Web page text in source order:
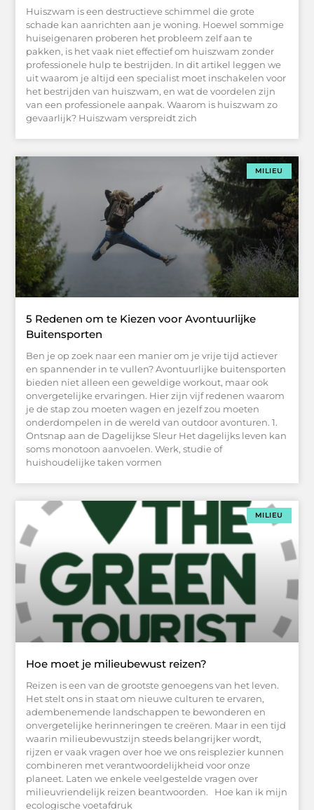
Huiszwam is een destructieve schimmel die grote
schade kan aanrichten aan je woning. Hoewel sommige
huiseigenaren proberen het probleem zelf aan te
pakken, is het vaak niet effectief om huiszwam zonder
professionele hulp te bestrijden. In dit artikel leggen we
uit waarom je altijd een specialist moet inschakelen voor
het bestrijden van huiszwam, en wat de voordelen zijn
van een professionele aanpak. Waarom is huiszwam zo
gevaarlijk? Huiszwam verspreidt zich
MILIEU
5 Redenen om te Kiezen voor Avontuurlijke
Buitensporten
Ben je op zoek naar een manier om je vrije tijd actiever
en spannender in te vullen? Avontuurlijke buitensporten
bieden niet alleen een geweldige workout, maar ook
onvergetelijke ervaringen. Hier zijn vijf redenen waarom
je de stap zou moeten wagen en jezelf zou moeten
onderdompelen in de wereld van outdoor avonturen. 1.
Ontsnap aan de Dagelijkse Sleur Het dagelijks leven kan
soms monotoon aanvoelen. Werk, studie of
huishoudelijke taken vormen
MILIEU
Hoe moet je milieubewust reizen?
Reizen is een van de grootste genoegens van het leven.
Het stelt ons in staat om nieuwe culturen te ervaren,
adembenemende landschappen te bewonderen en
onvergetelijke herinneringen te creëren. Maar in een tijd
waarin milieubewustzijn steeds belangrijker wordt,
rijzen er vaak vragen over hoe we ons reisplezier kunnen
combineren met verantwoordelijkheid voor onze
planeet. Laten we enkele veelgestelde vragen over
milieuvriendelijk reizen beantwoorden. Hoe kan ik mijn
ecologische voetafdruk